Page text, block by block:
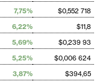
7,75%
$0,552 718
6,22%
$11,8
5,69%
$0,239 93
5,25%
$0,006 624
3,87%
$394,65